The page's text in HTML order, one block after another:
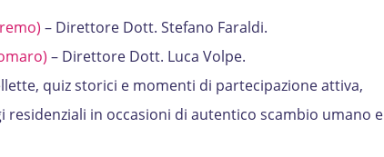
– Direttore Dott. Stefano Faraldi.
– Direttore Dott. Luca Volpe.
quiz storici e momenti di partecipazione attiva,
in occasioni di autentico scambio umano e